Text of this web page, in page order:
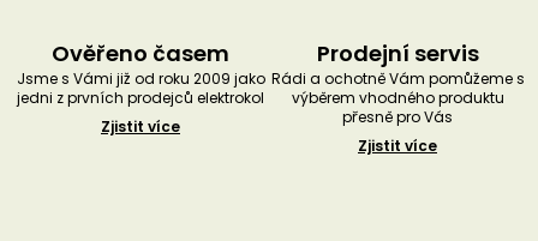
Ověřeno časem
Jsme s Vámi již od roku 2009 jako
jedni z prvních prodejců elektrokol
Zjistit více
Prodejní servis
Rádi a ochotně Vám pomůžeme s
výběrem vhodného produktu
přesně pro Vás
Zjistit více